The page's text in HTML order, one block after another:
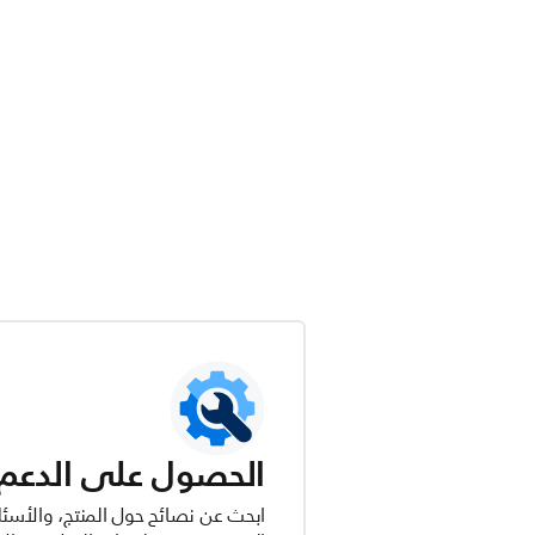
الحصول على الدعم
ابحث عن نصائح حول المنتج،